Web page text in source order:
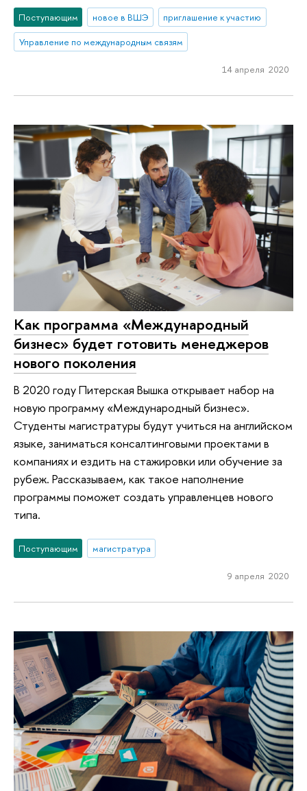
Поступающим новое в ВШЭ
приглашение к участию
Управление по международным связям
14 апреля 2020
Как программа «Международный
бизнес» будет готовить менеджеров
нового поколения
В 2020 году Питерская Вышка открывает набор на
новую программу «Международный бизнес».
Студенты магистратуры будут учиться на английском
языке, заниматься консалтинговыми проектами в
компаниях и ездить на стажировки или обучение за
рубеж. Рассказываем, как такое наполнение
программы поможет создать управленцев нового
типа.
Поступающим магистратура
9 апреля 2020